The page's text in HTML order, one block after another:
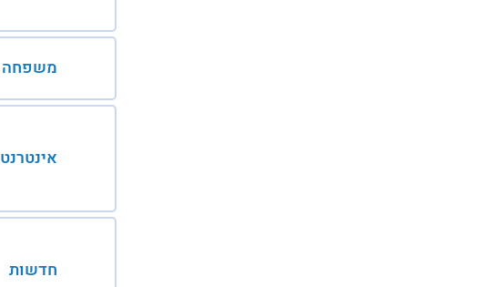
משפחה
אינטרנט
חדשות